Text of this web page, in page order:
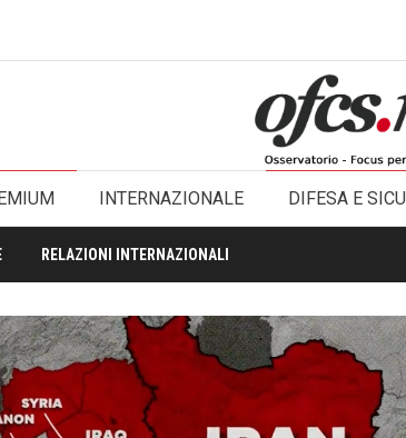
INTERNAZIONALE DIFESA E
RELAZIONI INTERNAZIONALI